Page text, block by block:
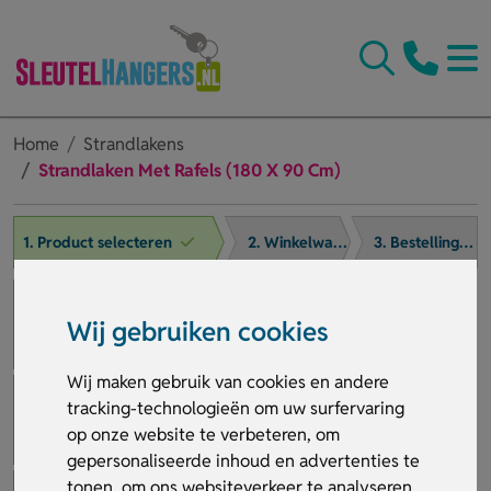
Wij gebruiken cookies
Wij maken gebruik van cookies en andere
tracking-technologieën om uw surfervaring
op onze website te verbeteren, om
gepersonaliseerde inhoud en advertenties te
Home
Strandlakens
Strandlaken Met Rafels (180 X 90 Cm)
1. Product selecteren 2. Winkelwagen 3. Bestelling afronden